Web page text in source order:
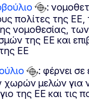
:
πολίτες της ΕΕ,
νομοθεσίας,
της ΕΕ και
ΕΕ
: φέρνει
μελών για
της ΕΕ και τις